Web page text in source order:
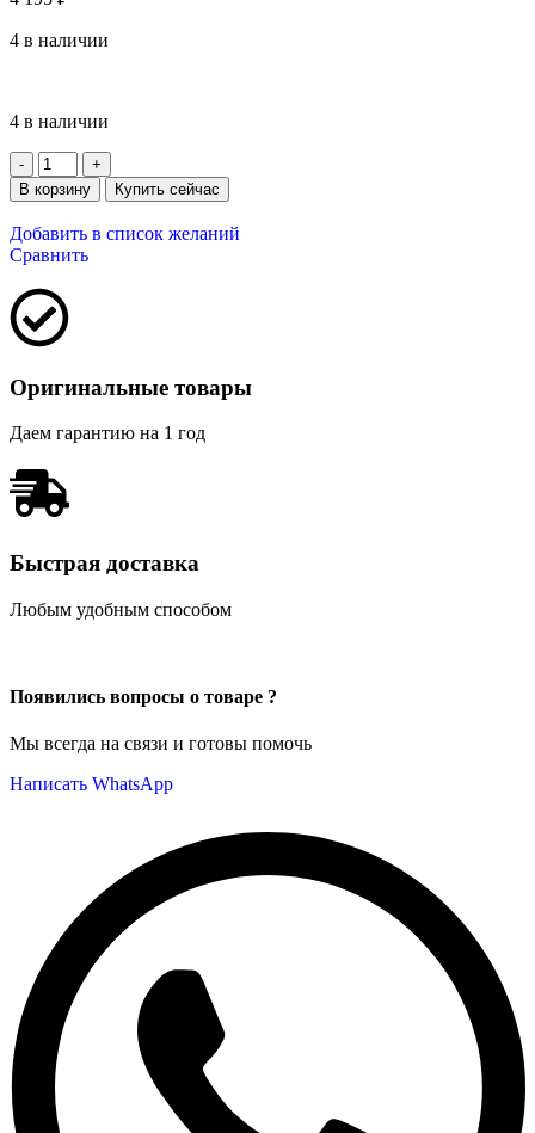
4 в наличии
4 в наличии
В корзину Купить сейчас
Добавить в список желаний
Сравнить
Оригинальные товары
Даем гарантию на 1 год
Быстрая доставка
Любым удобным способом
Появились вопросы о товаре ?
Мы всегда на связи и готовы помочь
Написать WhatsApp